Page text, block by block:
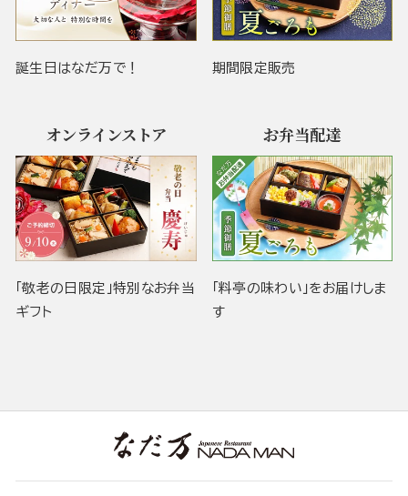
誕生日はなだ万で！ 期間限定販売
オンラインストア
「敬老の日限定」特別なお弁当
ギフト
お弁当配達
「料亭の味わい」をお届けしま
す